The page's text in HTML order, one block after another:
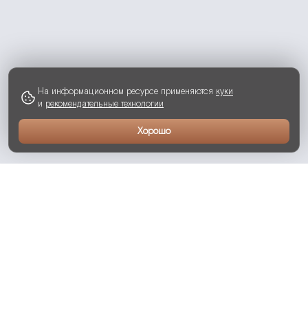
На информационном ресурсе применяются куки
и рекомендательные технологии
Хорошо